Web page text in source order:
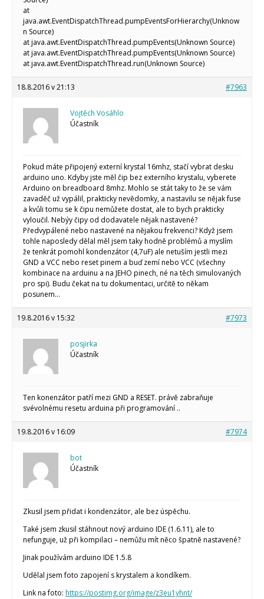
at
java.awt.EventDispatchThread.pumpEventsForHierarchy(Unknow
n Source)
at java.awt.EventDispatchThread.pumpEvents(Unknown Source)
at java.awt.EventDispatchThread.pumpEvents(Unknown Source)
at java.awt.EventDispatchThread.run(Unknown Source)
18.8.2016 v 21:13 #7963
Vojtěch Vosáhlo
Účastník
Pokud máte připojený externí krystal 16mhz, stačí vybrat desku
arduino uno. Kdyby jste měl čip bez externího krystalu, vyberete
Arduino on breadboard 8mhz. Mohlo se stát taky to že se vám
zavaděč už vypálil, prakticky nevědomky, a nastavilu se nějak fuse
a kvůli tomu se k čipu nemůžete dostat, ale to bych prakticky
vyloučil. Nebýy čipy od dodavatele nějak nastavené?
Předvypálené nebo nastavené na nějakou frekvenci? Když jsem
tohle naposledy dělal měl jsem taky hodně problémů a myslím
že tenkrát pomohl kondenzátor (4,7uF) ale netuším jestli mezi
GND a VCC nebo reset pinem a buď zemí nebo VCC (všechny
kombinace na arduinu a na JEHO pinech, né na těch simulovaných
pro spi). Budu čekat na tu dokumentaci, určitě to někam
posunem…
19.8.2016 v 15:32 #7973
posjirka
Účastník
Ten konenzátor patří mezi GND a RESET. právě zabraňuje
svévolnému resetu arduina při programování ..
19.8.2016 v 16:09 #7974
bot
Účastník
Zkusil jsem přidat i kondenzátor, ale bez úspěchu.
Také jsem zkusil stáhnout nový arduino IDE (1.6.11), ale to
nefunguje, už při kompilaci – nemůžu mít něco špatně nastavené?
Jinak používám arduino IDE 1.5.8
Udělal jsem foto zapojení s krystalem a kondíkem.
Link na foto: https://postimg.org/image/z3eu1yhnt/